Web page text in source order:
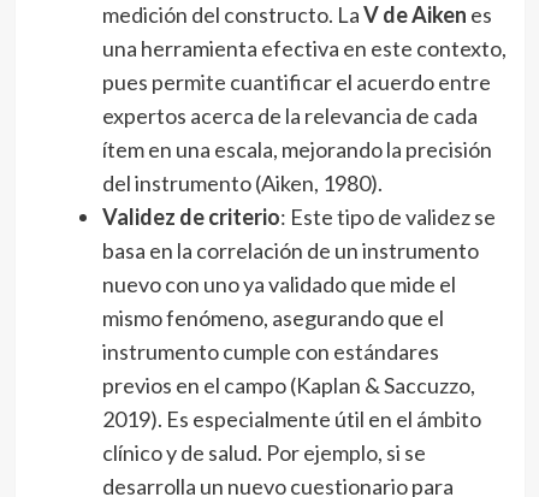
medición del constructo. LaV de Aiken es
una herramienta efectiva en este contexto,
pues permite cuantificar el acuerdo entre
expertos acerca de la relevancia de cada
ítem en una escala, mejorando la precisión
del instrumento (Aiken, 1980).
Validez de criterio: Este tipo de validez se
basa en la correlación de un instrumento
nuevo con uno ya validado que mide el
mismo fenómeno, asegurando que el
instrumento cumple con estándares
previos en el campo (Kaplan & Saccuzzo,
2019). Es especialmente útil en el ámbito
clínico y de salud. Por ejemplo, si se
desarrolla un nuevo cuestionario para